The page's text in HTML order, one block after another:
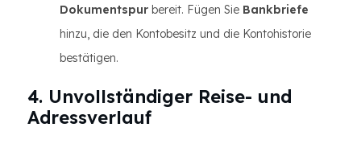
Dokumentspur bereit. Fügen Sie Bankbriefe
hinzu, die den Kontobesitz und die Kontohistorie
bestätigen.
4. Unvollständiger Reise- und
Adressverlauf